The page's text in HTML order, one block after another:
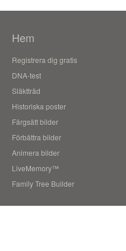
Hem
Registrera dig gratis
DNA-test
Släktträd
Historiska poster
Färgsätt bilder
Förbättra bilder
Animera bilder
LiveMemory™
Family Tree Builder